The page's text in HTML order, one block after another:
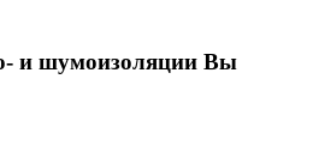
и шумоизоляции Вы